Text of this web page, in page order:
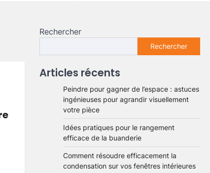
Rechercher
Rechercher
Articles récents
Peindre pour gagner de l’espace : astuces
ingénieuses pour agrandir visuellement
votre pièce
Idées pratiques pour le rangement
efficace de la buanderie
Comment résoudre efficacement la
condensation sur vos fenêtres intérieures